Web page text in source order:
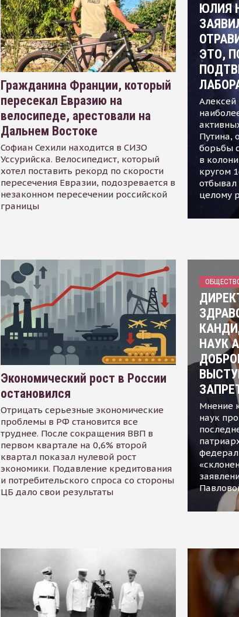
Гражданина Франции, который
пересекал Евразию на
велосипеде, арестовали на
Дальнем Востоке
Софиан Сехили находится в СИЗО
Уссурийска. Велосипедист, который
хотел поставить рекорд по скорости
пересечения Евразии, подозревается в
незаконном пересечении российской
границы
ЮЛИЯ
ЭТО,
Путина,
борьбы
в
кругом
отбывал
целому
Экономический рост в России
остановился
Отрицать серьезные экономические
проблемы в РФ становится все
труднее. После сокращения ВВП в
первом квартале на 0,6% второй
квартал показал нулевой рост
экономики. Подавление кредитования
и потребительского спроса со стороны
ЦБ дало свои результаты
НАУК
Мнение
наук